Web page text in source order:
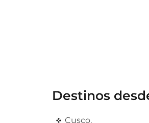
Destinos
Cusco.